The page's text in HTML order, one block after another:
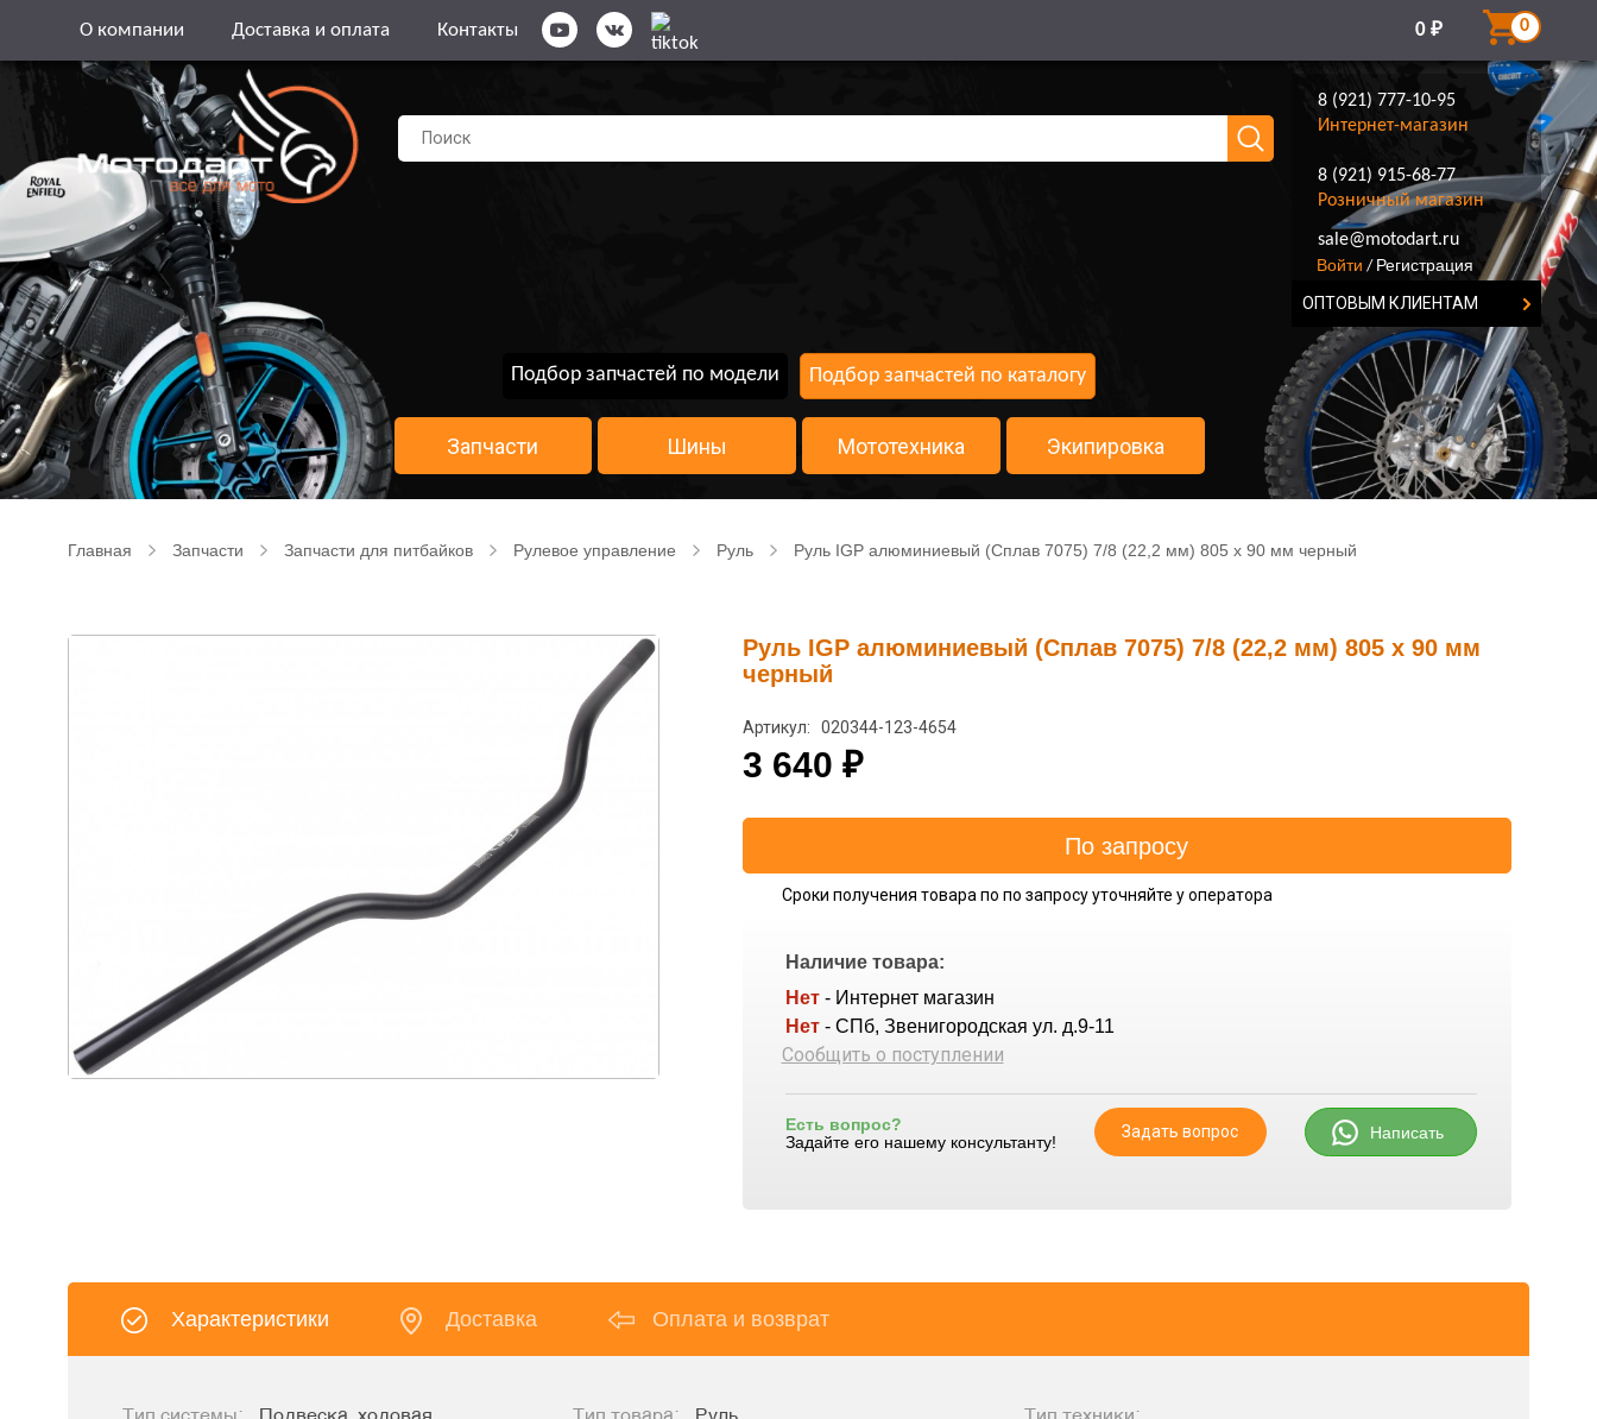
О компании Доставка и оплата Контакты 0 ₽ 0
8 (921) 777-10-95
Интернет-магазин
8 (921) 915-68-77
Розничный магазин
8 (921) 777-10-95
sale@motodart.ru
Войти / Регистрация
ОПТОВЫМ КЛИЕНТАМ
Подбор запчастей по модели Подбор запчастей по каталогу
Запчасти Шины Мототехника Экипировка
Главная Запчасти Запчасти для питбайков Рулевое управление Руль Руль IGP алюминиевый (Сплав 7075) 7/8 (22,2 мм) 805 х 90 мм черный
Руль IGP алюминиевый (Сплав 7075) 7/8 (22,2 мм) 805 х 90 мм
черный
Артикул: 020344-123-4654
3 640 ₽
Сроки получения товара по по запросу уточняйте у оператора
Наличие товара:
Нет - Интернет магазин
Нет - СПб, Звенигородская ул. д.9-11
Сообщить о поступлении
Есть вопрос?
Задайте его нашему консультанту!
Задать вопрос Написать
Характеристики Доставка Оплата и возврат